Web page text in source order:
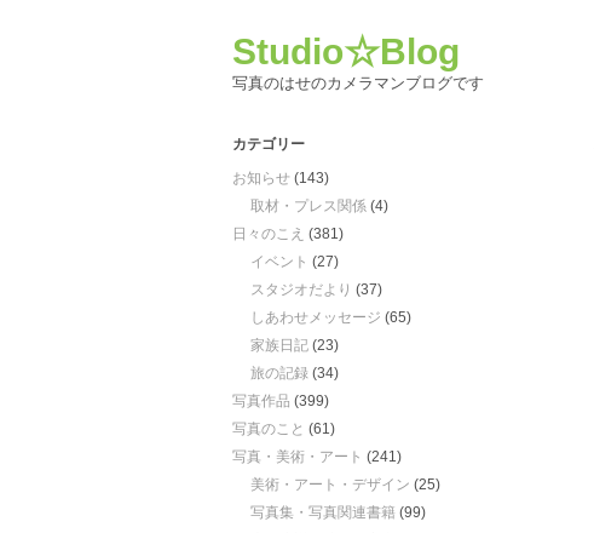
Studio☆Blog
写真のはせのカメラマンブログです
カテゴリー
お知らせ (143)
取材・プレス関係 (4)
日々のこえ (381)
イベント (27)
スタジオだより (37)
しあわせメッセージ (65)
家族日記 (23)
旅の記録 (34)
写真作品 (399)
写真のこと (61)
写真・美術・アート (241)
美術・アート・デザイン (25)
写真集・写真関連書籍 (99)